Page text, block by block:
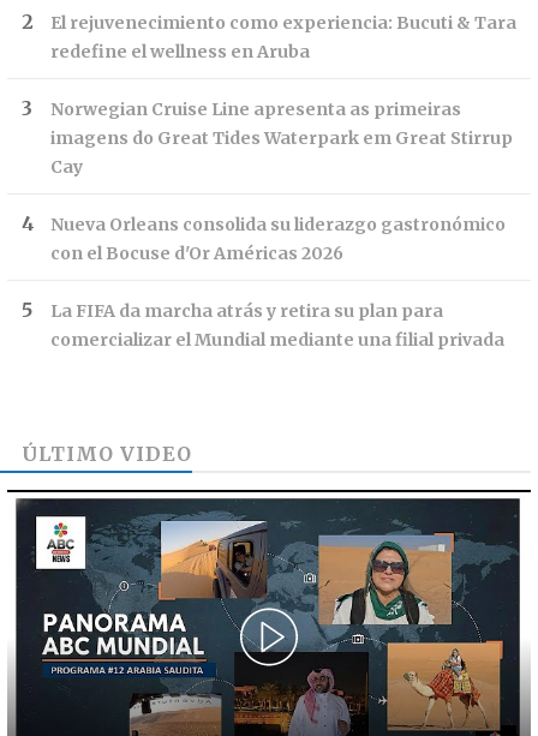
El rejuvenecimiento como experiencia: Bucuti & Tara
redefine el wellness en Aruba
Norwegian Cruise Line apresenta as primeiras
imagens do Great Tides Waterpark em Great Stirrup
Cay
Nueva Orleans consolida su liderazgo gastronómico
con el Bocuse d'Or Américas 2026
La FIFA da marcha atrás y retira su plan para
comercializar el Mundial mediante una filial privada
ÚLTIMO VIDEO